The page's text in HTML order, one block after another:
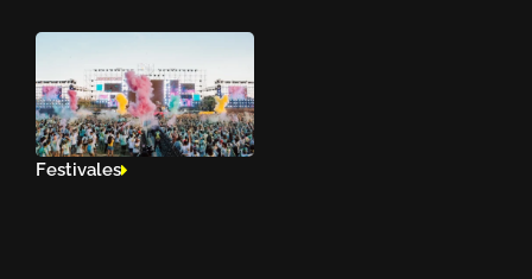
Festivales